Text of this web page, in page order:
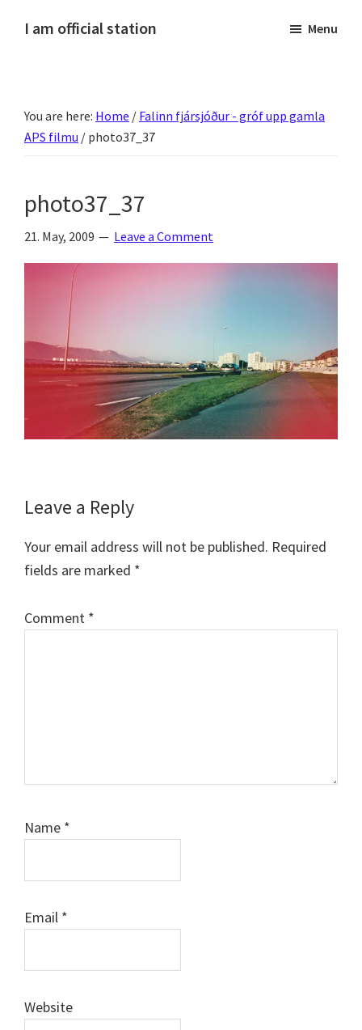
I am official station
fréttir
af
annað
skemmtilegt
:)
Menu
You are here: Home / Falinn fjársjóður - gróf upp gamla
APS filmu / photo37_37
photo37_37
21. May, 2009 Leave a Comment
Reader
Leave a Reply
Your email address will not be published. Required
fields are marked *
Comment *
Name *
Email *
Website